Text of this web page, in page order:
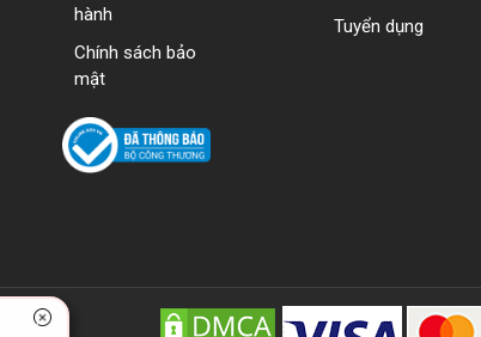
hành
Chính sách bảo
mật
Tuyển dụng